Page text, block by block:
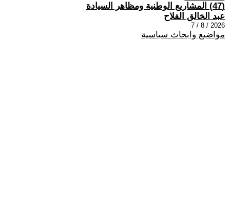
(47) المشاريع الوطنية ومظاهر السيادة
عبد الخالق الفلاح
2026 / 8 / 7
مواضيع وابحاث سياسية